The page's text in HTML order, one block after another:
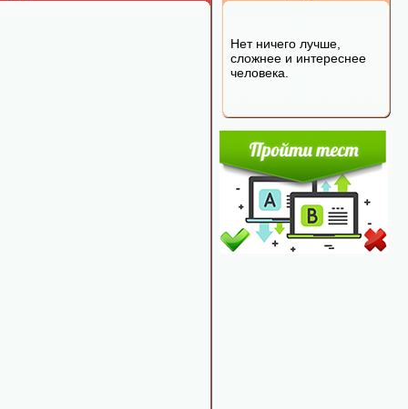
Нет ничего лучше,
сложнее и интереснее
человека.